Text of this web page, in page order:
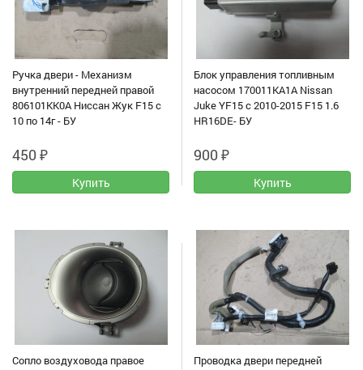
Ручка двери - Механизм
внутренний передней правой
806101KK0A Ниссан Жук F15 с
10 по 14г - БУ
450₽
Блок управления топливным
насосом 170011KA1A Nissan
Juke YF15 с 2010-2015 F15 1.6
HR16DE- БУ
900₽
Сопло воздуховода правое
Проводка двери передней